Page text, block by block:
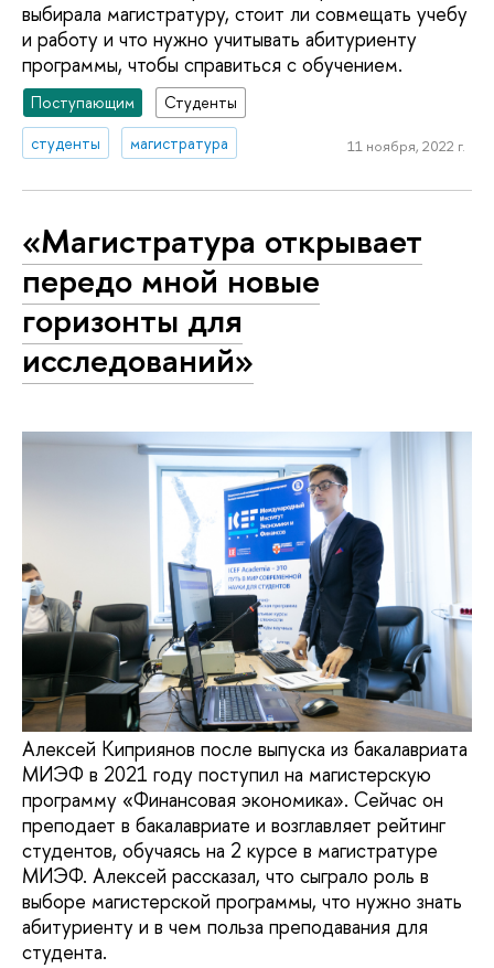
выбирала магистратуру, стоит ли совмещать учебу
и работу и что нужно учитывать абитуриенту
программы, чтобы справиться с обучением.
Поступающим
Студенты
студенты
магистратура 11 ноября, 2022 г.
«Магистратура открывает
передо мной новые
горизонты для
исследований»
Алексей Киприянов после выпуска из бакалавриата
МИЭФ в 2021 году поступил на магистерскую
программу «Финансовая экономика». Сейчас он
преподает в бакалавриате и возглавляет рейтинг
студентов, обучаясь на 2 курсе в магистратуре
МИЭФ. Алексей рассказал, что сыграло роль в
выборе магистерской программы, что нужно знать
абитуриенту и в чем польза преподавания для
студента.